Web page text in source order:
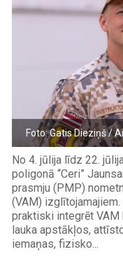
Foto: Gatis Dieziņš /
No 4. jūlija līdz 22.
poligonā “Ceri”
prasmju (PMP)
(VAM)
praktiski integrēt
lauka apstākļos,
iemaņas, fizisko...